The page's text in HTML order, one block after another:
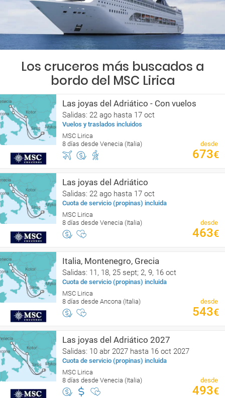
Los cruceros más buscados a
bordo del MSC Lirica
Las joyas del Adriático - Con vuelos
Salidas: 22 ago hasta 17 oct
Vuelos y traslados incluidos
MSC Lirica
8 días desde Venecia (Italia)
desde
673€
Las joyas del Adriático
Salidas: 22 ago hasta 17 oct
Cuota de servicio (propinas) incluida
MSC Lirica
8 días desde Venecia (Italia)
desde
463€
Italia, Montenegro, Grecia
Salidas: 11, 18, 25 sept; 2, 9, 16 oct
Cuota de servicio (propinas) incluida
MSC Lirica
8 días desde Ancona (Italia)
desde
543€
Las joyas del Adriático 2027
Salidas: 10 abr 2027 hasta 16 oct 2027
Cuota de servicio (propinas) incluida
MSC Lirica
8 días desde Venecia (Italia)
desde
493€